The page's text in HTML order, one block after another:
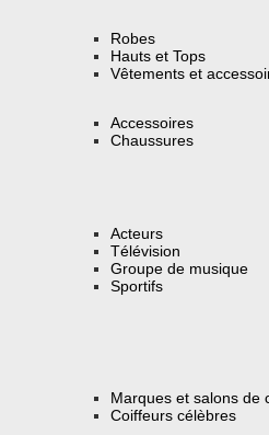
Robes
Hauts et Tops
Vêtements et
Accessoires
Chaussures
Acteurs
Télévision
Groupe de musique
Sportifs
Marques et salons de
Coiffeurs célèbres